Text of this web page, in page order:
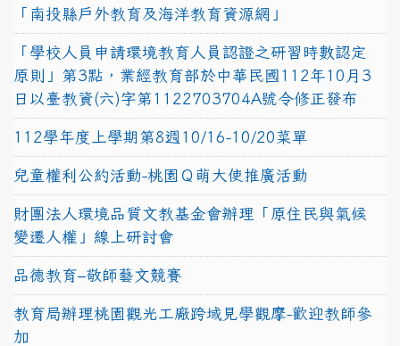
「南投縣戶外教育及海洋教育資源網」
「學校人員申請環境教育人員認證之研習時數認定
原則」第3點，業經教育部於中華民國112年10月3
日以臺教資(六)字第1122703704A號令修正發布
112學年度上學期第8週10/16-10/20菜單
兒童權利公約活動-桃園Ｑ萌大使推廣活動
財團法人環境品質文教基金會辦理「原住民與氣候
變遷人權」線上研討會
品德教育–敬師藝文競賽
教育局辦理桃園觀光工廠跨域見學觀摩-歡迎教師參
加